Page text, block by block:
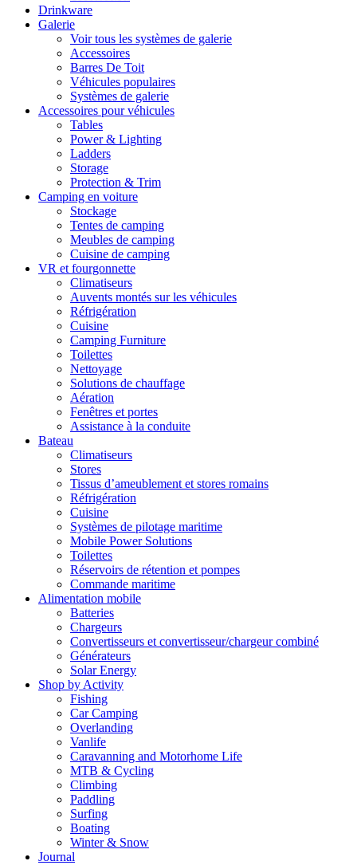
Drinkware
Galerie
Voir tous les systèmes de galerie
Accessoires
Barres De Toit
Véhicules populaires
Systèmes de galerie
Accessoires pour véhicules
Tables
Power & Lighting
Ladders
Storage
Protection & Trim
Camping en voiture
Stockage
Tentes de camping
Meubles de camping
Cuisine de camping
VR et fourgonnette
Climatiseurs
Auvents montés sur les véhicules
Réfrigération
Cuisine
Camping Furniture
Toilettes
Nettoyage
Solutions de chauffage
Aération
Fenêtres et portes
Assistance à la conduite
Bateau
Climatiseurs
Stores
Tissus d’ameublement et stores romains
Réfrigération
Cuisine
Systèmes de pilotage maritime
Mobile Power Solutions
Toilettes
Réservoirs de rétention et pompes
Commande maritime
Alimentation mobile
Batteries
Chargeurs
Convertisseurs et convertisseur/chargeur combiné
Générateurs
Solar Energy
Shop by Activity
Fishing
Car Camping
Overlanding
Vanlife
Caravanning and Motorhome Life
MTB & Cycling
Climbing
Paddling
Surfing
Boating
Winter & Snow
Journal